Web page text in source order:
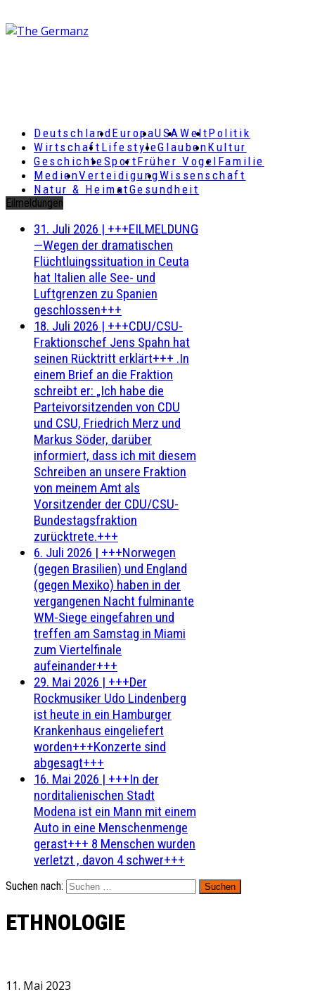
DeutschlandEuropaUSAWeltPolitik
Wirtschaft LifestyleGlaubenKultur
GeschichteSportFrüher Vogel Familie
MedienVerteidigungWissenschaft
Natur & HeimatGesundheit
Eilmeldungen
31. Juli 2026 | +++EILMELDUNG
—Wegen der dramatischen
Flüchtluingssituation in Ceuta
hat Italien alle See- und
Luftgrenzen zu Spanien
geschlossen+++
18. Juli 2026 | +++CDU/CSU-
Fraktionschef Jens Spahn hat
seinen Rücktritt erklärt+++ .In
einem Brief an die Fraktion
schreibt er: „Ich habe die
Parteivorsitzenden von CDU
und CSU, Friedrich Merz und
Markus Söder, darüber
informiert, dass ich mit diesem
Schreiben an unsere Fraktion
von meinem Amt als
Vorsitzender der CDU/CSU-
Bundestagsfraktion
zurücktrete.+++
6. Juli 2026 | +++Norwegen
(gegen Brasilien) und England
(gegen Mexiko) haben in der
vergangenen Nacht fulminante
WM-Siege eingefahren und
treffen am Samstag in Miami
zum Viertelfinale
aufeinander+++
29. Mai 2026 | +++Der
Rockmusiker Udo Lindenberg
ist heute in ein Hamburger
Krankenhaus eingeliefert
worden+++Konzerte sind
abgesagt+++
16. Mai 2026 | +++In der
norditalienischen Stadt
Modena ist ein Mann mit einem
Auto in eine Menschenmenge
gerast+++ 8 Menschen wurden
verletzt , davon 4 schwer+++
Suchen nach:
ETHNOLOGIE
11. Mai 2023